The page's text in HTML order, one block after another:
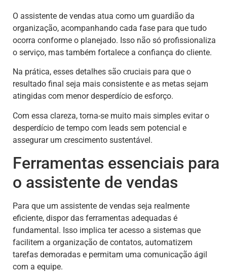
O assistente de vendas atua como um guardião da
organização, acompanhando cada fase para que tudo
ocorra conforme o planejado. Isso não só profissionaliza
o serviço, mas também fortalece a confiança do cliente.
Na prática, esses detalhes são cruciais para que o
resultado final seja mais consistente e as metas sejam
atingidas com menor desperdício de esforço.
Com essa clareza, torna-se muito mais simples evitar o
desperdício de tempo com leads sem potencial e
assegurar um crescimento sustentável.
Ferramentas essenciais para
o assistente de vendas
Para que um assistente de vendas seja realmente
eficiente, dispor das ferramentas adequadas é
fundamental. Isso implica ter acesso a sistemas que
facilitem a organização de contatos, automatizem
tarefas demoradas e permitam uma comunicação ágil
com a equipe.